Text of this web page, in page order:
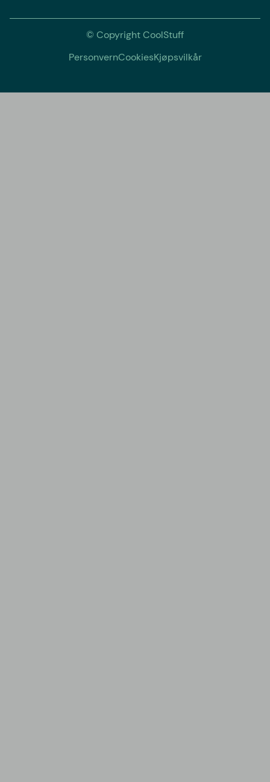
© Copyright CoolStuff
PersonvernCookiesKjøpsvilkår